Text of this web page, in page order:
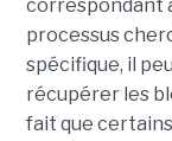
correspondant
processus
spécifique, il
récupérer les
fait que